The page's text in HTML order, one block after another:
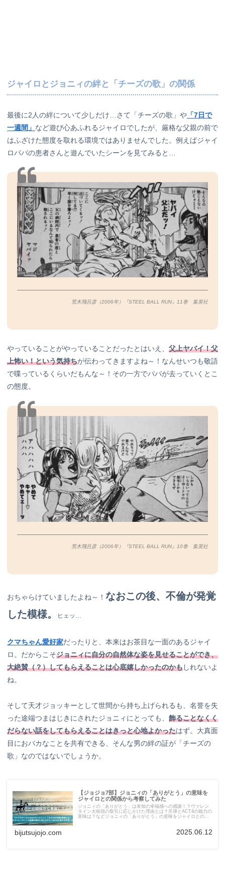
ジャイロとジョニィの絆と「チーズの歌」の関係
最後に2人の絆について少しだけ…さて「チーズの歌」や 「7日で
一週間」 など遊び心あふれるジャイロでしたが、厳格な父親の前で
はふざけた態度を取れる環境ではありませんでした。例えばジャイ
ロパパの患者さんと遊んでいたシーンを見てみると…
荒木飛呂彦（2006年）『STEEL BALL RUN』11巻 集英社
やっていることがやっていることだったとはいえ、 父上ヤバイ！父
上怖い！という気持ちが伝わってきますよね～！なんせいつも敬語
で喋っているくらいだもんな～！その一方でパパが去っていくとこ
の態度。
荒木飛呂彦（2006年）『STEEL BALL RUN』10巻 集英社
おちゃらけていましたよね～！ なおこの後、不倫が発覚
した模様。
ヒェッ…
クマちゃん愛好家だったりと、本来はお茶目な一面のあるジャイ
ロ。だからこそジョニィに自分の自然体な姿を見せることができ、
大絶賛（？）してもらえることは心底嬉しかったのかもしれないよ
ね。
そして天才ジョッキーとして世間から持ち上げられるも、名誉を失
った途端つまはじきにされたジョニィにとっても、 飾ることなくく
だらない話をしてもらえることはきっと心地よかったはず。大真面
目におバカなことを共有できる、そんな男の絆の証が「チーズの
歌」なのではないでしょうか。
【ジョジョ7部】ジョニィの「ありがとう」の意味を
ジャイロとの関係から考察してみた
ジョニィの「ありがとう」は未知の幸福感への感謝！？ヴァレン
タイン大統領の取引に応じかけた理由とは？爪弾とACT4の能力の
意味は？などジョニィの「ありがとう」の意味をジャイロとの関
bijutsujojo.com 2025.06.12